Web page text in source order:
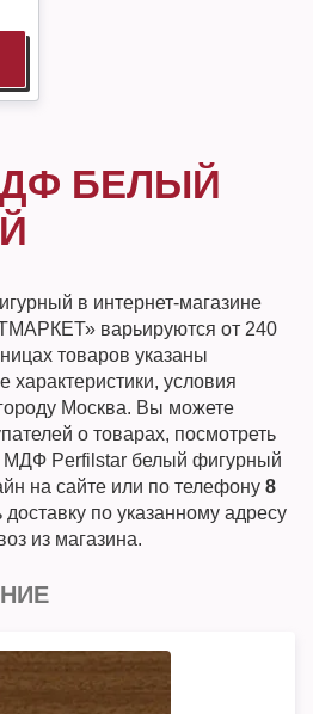
БЕЛЫЙ
в интернет-магазине
варьируются от 240
товаров указаны
характеристики, условия
Москва. Вы можете
о товарах, посмотреть
МДФ Perfilstar белый фигурный
на сайте или по телефону 8
доставку по указанному адресу
из магазина.